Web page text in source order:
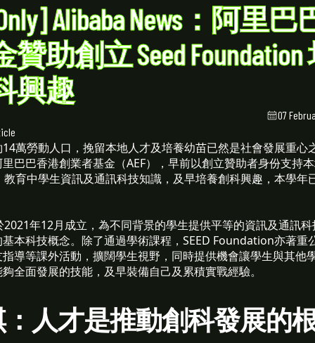
Alibaba News：阿里
助創立 Seed
興趣
07
萬勞動人口，挽留本地人才及培養幼苗已然是社會發展重心
巴巴香港創業者基金（AEF），早前以創立贊助者身份支持
育中學生資訊及通訊科技知識，及早培養創科興趣，本學年
年12月成立，為不同背景的學生提供平等的資訊及通訊
本科技概念。除了通過學術課程，SEED Foundation亦著重
導等課外活動，擴闊學生視野，同時提供機會讓學生與其他
全面發展的技能，及早裝備自己及累積實戰經驗。
人才是推動創科發展的